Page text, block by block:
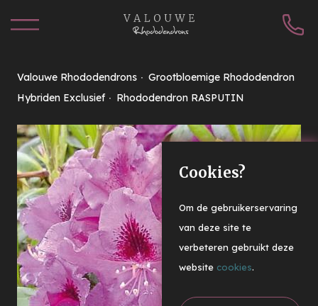
Valouwe Rhododendrons
Grootbloemige Rhododendron
Hybriden Exclusief
Rhododendron RASPUTIN
Cookies?
Om de gebruikerservaring
van deze site te
verbeteren gebruikt deze
website cookies.